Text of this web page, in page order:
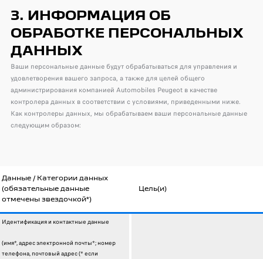
3. ИНФОРМАЦИЯ ОБ
ОБРАБОТКЕ ПЕРСОНАЛЬНЫХ
ДАННЫХ
Ваши персональные данные будут обрабатываться для управления и
удовлетворения вашего запроса, а также для целей общего
администрирования компанией Automobiles Peugeot в качестве
контролера данных в соответствии с условиями, приведенными ниже.
Как контролеры данных, мы обрабатываем ваши персональные данные
следующим образом:
Данные / Категории данных
(обязательные данные
отмечены звездочкой*)
Цель(и)
Идентификация и контактные данные
(имя*, адрес электронной почты*; номер
телефона, почтовый адрес (* если